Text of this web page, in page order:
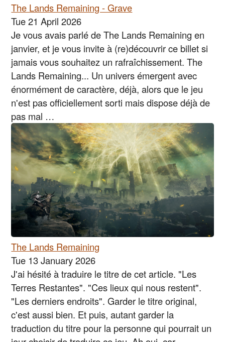
The Lands Remaining - Grave
Tue 21 April 2026
Je vous avais parlé de The Lands Remaining en
janvier, et je vous invite à (re)découvrir ce billet si
jamais vous souhaitez un rafraîchissement. The
Lands Remaining... Un univers émergent avec
énormément de caractère, déjà, alors que le jeu
n'est pas officiellement sorti mais dispose déjà de
pas mal …
The Lands Remaining
Tue 13 January 2026
J'ai hésité à traduire le titre de cet article. "Les
Terres Restantes". "Ces lieux qui nous restent".
"Les derniers endroits". Garder le titre original,
c'est aussi bien. Et puis, autant garder la
traduction du titre pour la personne qui pourrait un